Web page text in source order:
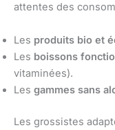
attentes des
Les produits bio et
Les boissons
vitaminées).
Les gammes sans
Les grossistes